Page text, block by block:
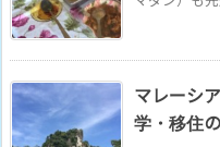
マレーシ
学・移住